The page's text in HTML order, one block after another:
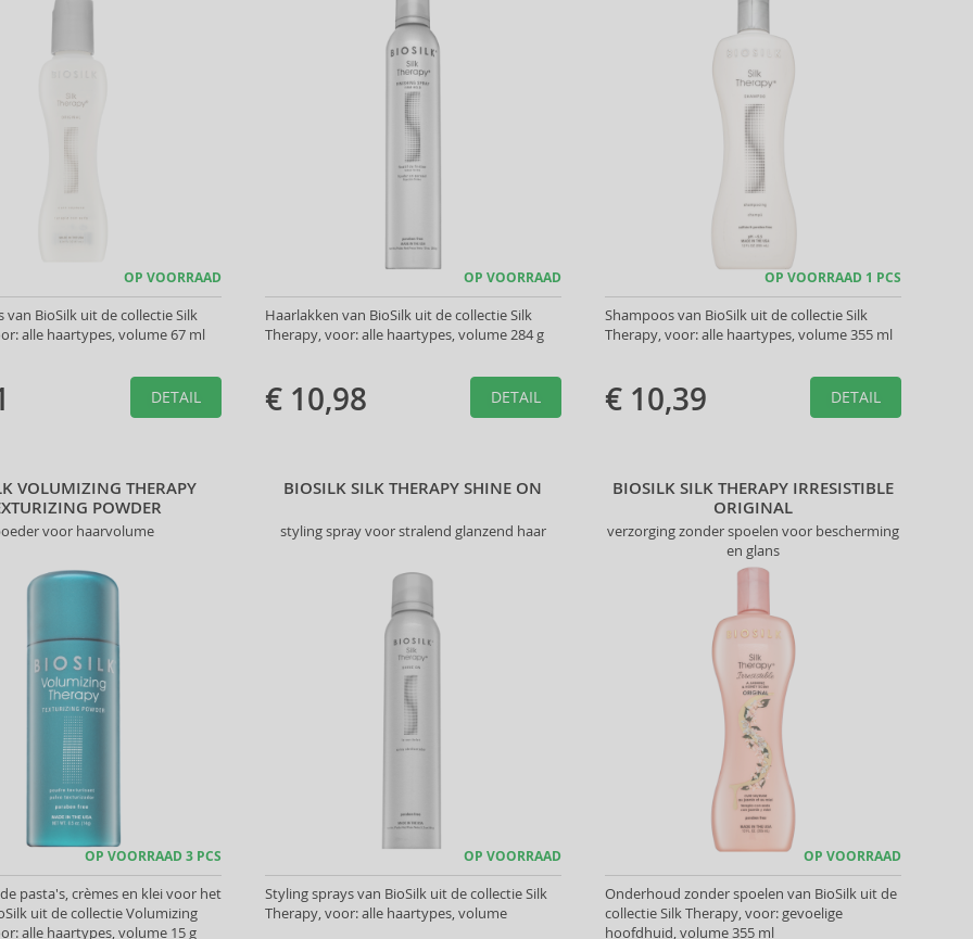
OP VOORRAAD
van BioSilk uit de collectie Silk
alle haartypes, volume 67 ml
DETAIL
OP VOORRAAD
Haarlakken van BioSilk uit de collectie Silk
Therapy, voor: alle haartypes, volume 284 g
€ 10,98 DETAIL
OP VOORRAAD 1 PCS
Shampoos van BioSilk uit de collectie Silk
Therapy, voor: alle haartypes, volume 355 ml
€ 10,39 DETAIL
VOLUMIZING THERAPY
POWDER
voor haarvolume
OP VOORRAAD 3 PCS
pasta's, crèmes en klei voor het
uit de collectie Volumizing
alle haartypes, volume 15 g
BIOSILK SILK THERAPY SHINE ON
styling spray voor stralend glanzend haar
OP VOORRAAD
Styling sprays van BioSilk uit de collectie Silk
Therapy, voor: alle haartypes, volume
BIOSILK SILK THERAPY IRRESISTIBLE
ORIGINAL
verzorging zonder spoelen voor bescherming
en glans
OP VOORRAAD
Onderhoud zonder spoelen van BioSilk uit de
collectie Silk Therapy, voor: gevoelige
hoofdhuid, volume 355 ml